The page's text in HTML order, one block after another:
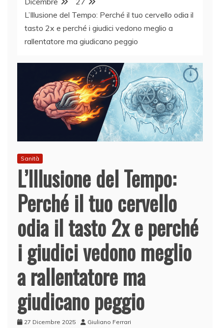
L’Illusione del Tempo: Perché il tuo cervello odia il
tasto 2x e perché i giudici vedono meglio a
rallentatore ma giudicano peggio
Sanità
L’Illusione del Tempo:
Perché il tuo cervello
odia il tasto 2x e perché
i giudici vedono meglio
a rallentatore ma
giudicano peggio
27 Dicembre 2025 Giuliano Ferrari